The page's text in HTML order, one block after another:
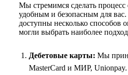
Мы стремимся сделать
удобным и безопасным для
доступны несколько способов
могли выбрать наиболее
Дебетовые карты: Мы
MasterCard и МИР,